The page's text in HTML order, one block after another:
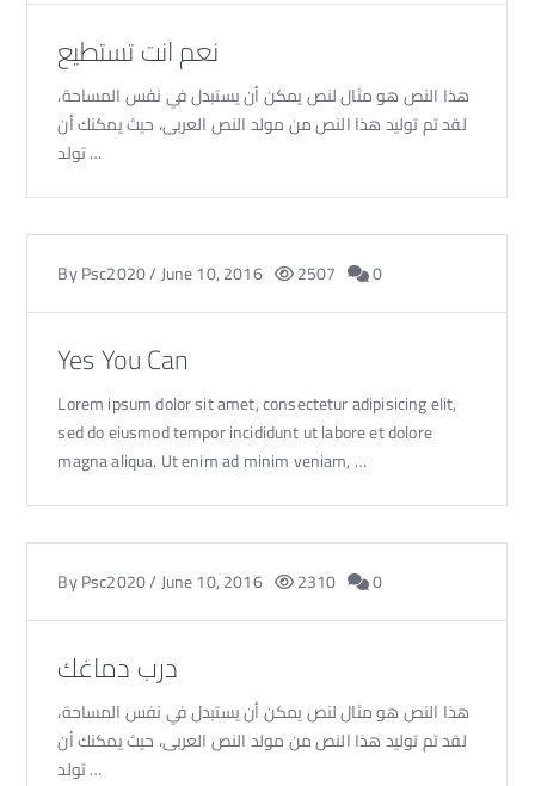
نعم انت تستطيع
هذا النص هو مثال لنص يمكن أن يستبدل في نفس المساحة،
لقد تم توليد هذا النص من مولد النص العربى، حيث يمكنك أن
تولد …
ByPsc2020/June 10, 2016 2507 0
Yes You Can
Lorem ipsum dolor sit amet, consectetur adipisicing elit,
sed do eiusmod tempor incididunt ut labore et dolore
magna aliqua. Ut enim ad minim veniam, …
ByPsc2020/June 10, 2016 2310 0
درب دماغك
هذا النص هو مثال لنص يمكن أن يستبدل في نفس المساحة،
لقد تم توليد هذا النص من مولد النص العربى، حيث يمكنك أن
تولد …